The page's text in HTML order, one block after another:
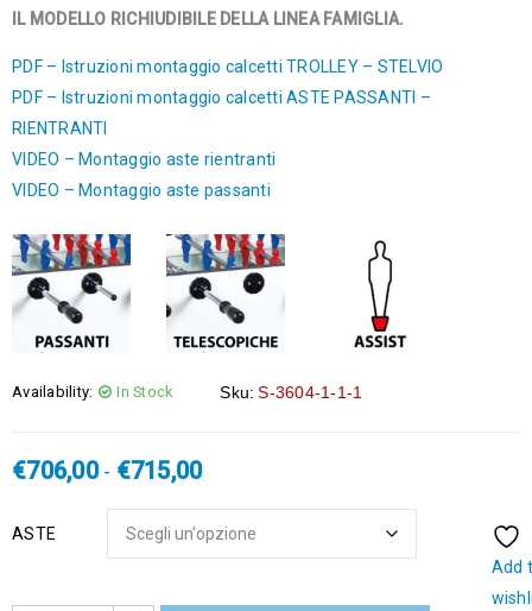
IL MODELLO RICHIUDIBILE DELLA LINEA FAMIGLIA.
PDF – Istruzioni montaggio calcetti TROLLEY – STELVIO
PDF – Istruzioni montaggio calcetti ASTE PASSANTI –
RIENTRANTI
VIDEO – Montaggio aste rientranti
VIDEO – Montaggio aste passanti
Availability: In Stock Sku: S-3604-1-1-1
€706,00 - €715,00
ASTE
Add